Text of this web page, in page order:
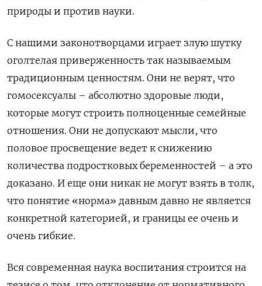
природы и против науки.
С нашими законотворцами играет злую шутку
оголтелая приверженность так называемым
традиционным ценностям. Они не верят, что
гомосексуалы – абсолютно здоровые люди,
которые могут строить полноценные семейные
отношения. Они не допускают мысли, что
половое просвещение ведет к снижению
количества подростковых беременностей – а это
доказано. И еще они никак не могут взять в толк,
что понятие «норма» давным давно не является
конкретной категорией, и границы ее очень и
очень гибкие.
Вся современная наука воспитания строится на